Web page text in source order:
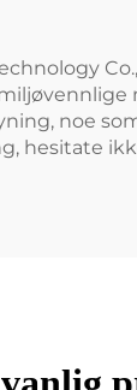
noe
hesitate